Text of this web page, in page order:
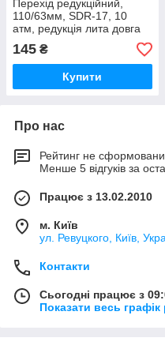
Перехід редукційний,
110/63мм, SDR-17, 10
атм, редукція лита довга
для ПЕ труб для
водопровідних та газових
труб
145 ₴
Купити
Про нас
Рейтинг не
Менше 5 відгуків за
Працює з 13.02.2010
м. Київ
ул. Ревуцкого, Київ,
Контакти
Сьогодні працює з
Показати весь графік